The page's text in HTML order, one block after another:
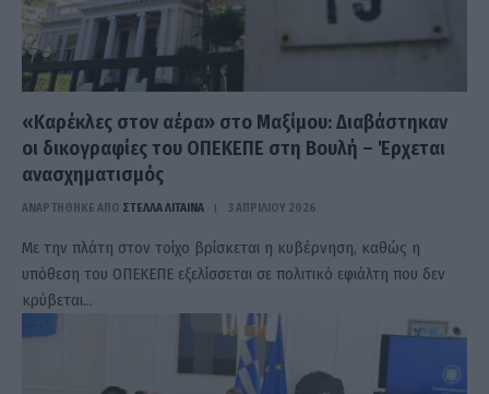
«Καρέκλες στον αέρα» στο Μαξίμου: Διαβάστηκαν
οι δικογραφίες του ΟΠΕΚΕΠΕ στη Βουλή – Έρχεται
ανασχηματισμός
ΑΝΑΡΤΗΘΗΚΕ ΑΠΟ ΣΤΈΛΛΑ ΛΊΤΑΙΝΑ 3 ΑΠΡΙΛΊΟΥ 2026
Με την πλάτη στον τοίχο βρίσκεται η κυβέρνηση, καθώς η
υπόθεση του ΟΠΕΚΕΠΕ εξελίσσεται σε πολιτικό εφιάλτη που δεν
κρύβεται…